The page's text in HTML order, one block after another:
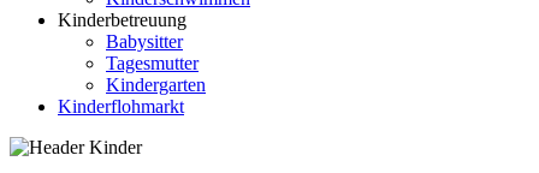
Kinderbetreuung
Babysitter
Tagesmutter
Kindergarten
Kinderflohmarkt